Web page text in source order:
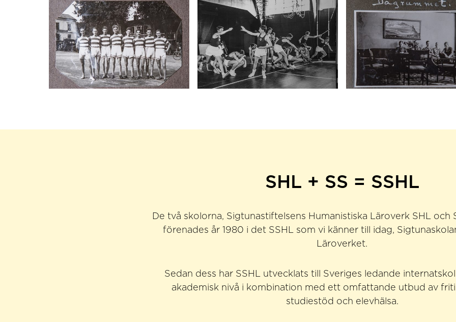
SHL + SS = SSHL
De två skolorna, Sigtunastiftelsens Humanistiska Läroverk SHL och
förenades år 1980 i det SSHL som vi känner till idag,
Läroverket.
Sedan dess har SSHL utvecklats till Sveriges ledande
akademisk nivå i kombination med ett omfattande utbud av
studiestöd och elevhälsa.